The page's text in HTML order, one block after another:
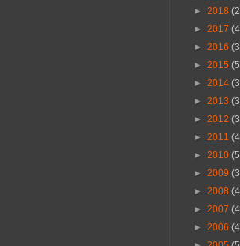
► 2018
► 2017
► 2016
► 2015
► 2014
► 2013
► 2012
► 2011
► 2010
► 2009
► 2008
► 2007
► 2006